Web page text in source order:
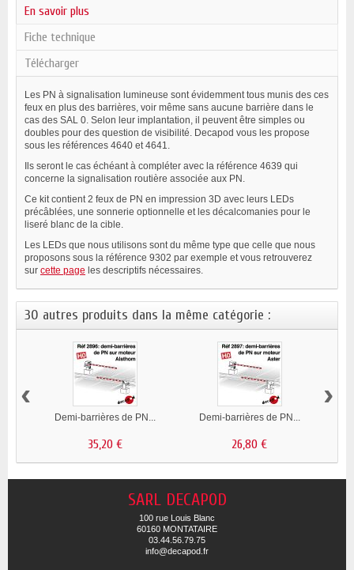
En savoir plus
Fiche technique
Télécharger
Les PN à signalisation lumineuse sont évidemment tous munis des ces
feux en plus des barrières, voir même sans aucune barrière dans le
cas des SAL 0. Selon leur implantation, il peuvent être simples ou
doubles pour des question de visibilité. Decapod vous les propose
sous les références 4640 et 4641.
Ils seront le cas échéant à compléter avec la référence 4639 qui
concerne la signalisation routière associée aux PN.
Ce kit contient 2 feux de PN en impression 3D avec leurs LEDs
précâblées, une sonnerie optionnelle et les décalcomanies pour le
liseré blanc de la cible.
Les LEDs que nous utilisons sont du même type que celle que nous
proposons sous la référence 9302 par exemple et vous retrouverez
sur cette page les descriptifs nécessaires.
30 autres produits dans la même catégorie :
Demi-barrières de PN...
35,20 €
Demi-barrières de PN...
26,80 €
‹ ›
SARL DECAPOD
100 rue Louis Blanc
60160 MONTATAIRE
03.44.56.79.75
info@decapod.fr